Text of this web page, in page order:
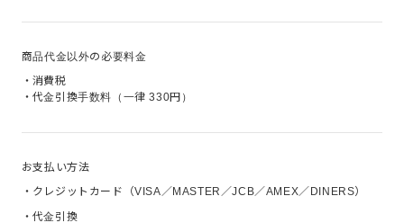
商品代金以外の必要料金
・消費税
・代金引換手数料（一律 330円）
お支払い方法
・ クレジットカード（VISA／MASTER／JCB／AMEX／DINERS）
・代金引換